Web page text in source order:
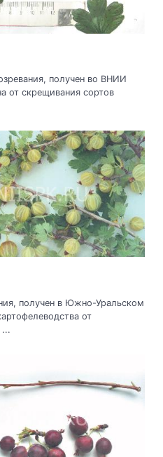
получен во ВНИИ
от скрещивания сортов
получен в Южно-Уральском
от
...